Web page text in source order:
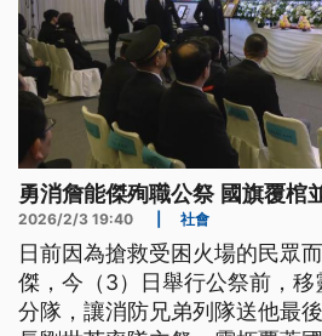
勇消詹能傑殉職公祭 國旗覆棺
2026/2/3 19:40 社會
日前因為搶救受困火場的民眾
傑，今（3）日舉行公祭前，
分隊，讓消防兄弟列隊送他最